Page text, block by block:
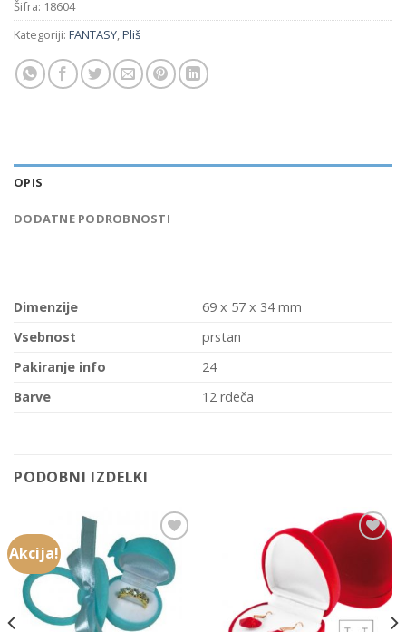
Šifra: 18604
Kategoriji: FANTASY Pliš
OPIS
DODATNE PODROBNOSTI
Dimenzije
69 x 57 x 34 mm
Vsebnost
prstan
Pakiranje info
24
Barve
12 rdeča
PODOBNI IZDELKI
Akcija!
Add to
Wishlist
Add to
Wishlist